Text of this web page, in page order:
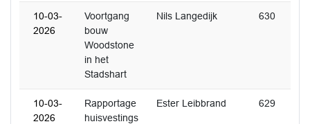
10-03-
2026
Voortgang
bouw
Woodstone
in het
Stadshart
Nils Langedijk 630
10-03-
2026
Rapportage
huisvestings
Ester Leibbrand 629